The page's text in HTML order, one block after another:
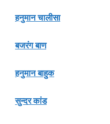
हनुमान चालीसा
बजरंग बाण
हनुमान बाहुक
सुन्दर कांड